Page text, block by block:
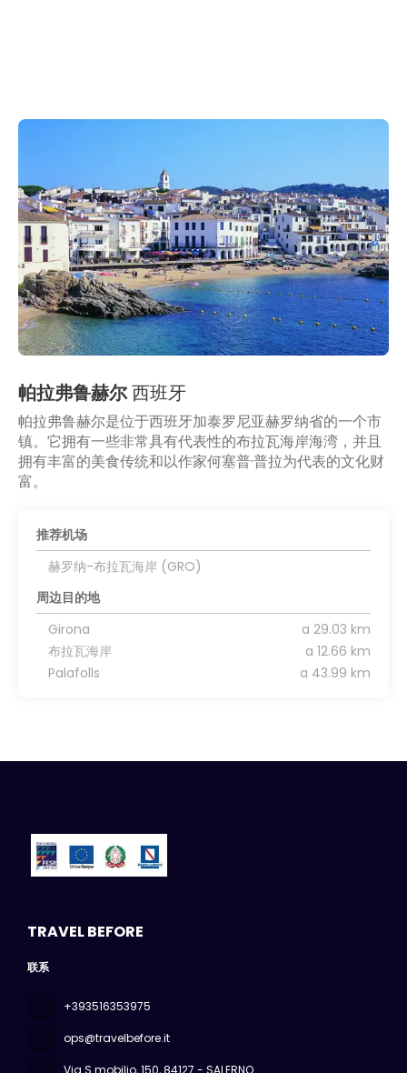
帕拉弗鲁赫尔西班牙
帕拉弗鲁赫尔是位于西班牙加泰罗尼亚赫罗纳省的一个市
镇。它拥有一些非常具有代表性的布拉瓦海岸海湾，并且
拥有丰富的美食传统和以作家何塞普·普拉为代表的文化财
富。
推荐机场
赫罗纳-布拉瓦海岸 (GRO)
周边目的地
Girona
a 29.03 km
布拉瓦海岸
a 12.66 km
Palafolls
a 43.99 km
TRAVEL BEFORE
联系
+393516353975
ops@travelbefore.it
Via S.mobilio, 150, 84127 - SALERNO